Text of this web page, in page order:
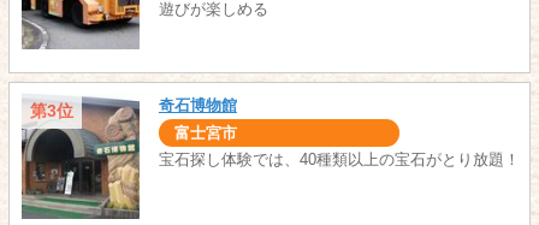
遊びが楽しめる
第3位 奇石博物館
富士宮市
宝石探し体験では、40種類以上の宝石がとり放題！